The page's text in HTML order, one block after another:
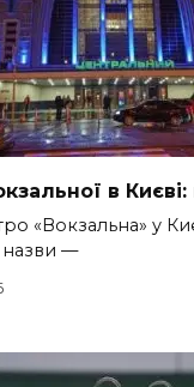
в
«Вокзальна» у
назви —